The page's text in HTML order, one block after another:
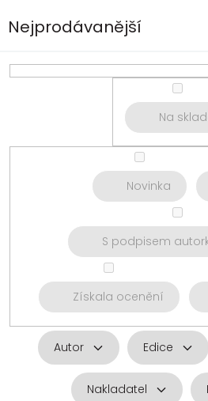
Nejprodávanější
Na
Novinka
S podpisem
Získala ocenění
Autor Edice
Nakladatel